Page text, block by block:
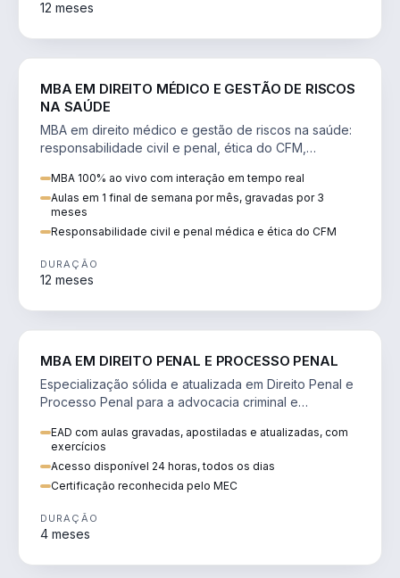
12 meses
MBA EM DIREITO MÉDICO E GESTÃO DE RISCOS
NA SAÚDE
MBA em direito médico e gestão de riscos na saúde:
responsabilidade civil e penal, ética do CFM,
MBA 100% ao vivo com interação em tempo real
Aulas em 1 final de semana por mês, gravadas por 3
meses
Responsabilidade civil e penal médica e ética do CFM
DURAÇÃO
12 meses
MBA EM DIREITO PENAL E PROCESSO PENAL
Especialização sólida e atualizada em Direito Penal e
Processo Penal para a advocacia criminal e
EAD com aulas gravadas, apostiladas e atualizadas, com
exercícios
Acesso disponível 24 horas, todos os dias
Certificação reconhecida pelo MEC
DURAÇÃO
4 meses